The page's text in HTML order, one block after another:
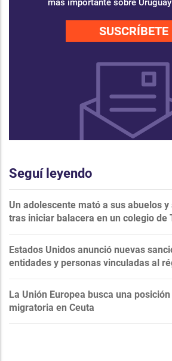
más importante sobre
SUSCRÍBETE
Seguí leyendo
Un adolescente mató a sus abuelos
tras iniciar balacera en un colegio de
Estados Unidos anunció nuevas
entidades y personas vinculadas al
La Unión Europea busca una
migratoria en Ceuta